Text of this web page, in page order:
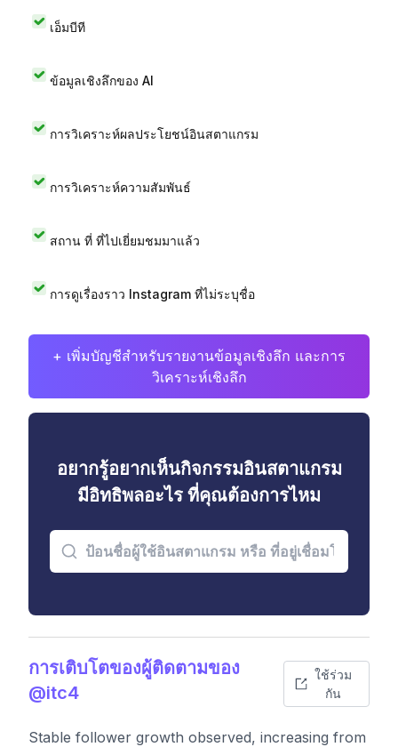
เอ็มบีที
ข้อมูลเชิงลึกของ AI
การวิเคราะห์ผลประโยชน์อินสตาแกรม
การวิเคราะห์ความสัมพันธ์
สถาน ที่ ที่ไปเยี่ยมชมมาแล้ว
การดูเรื่องราว Instagram ที่ไม่ระบุชื่อ
+ เพิ่มบัญชีสำหรับรายงานข้อมูลเชิงลึก และการ
วิเคราะห์เชิงลึก
อยากรู้อยากเห็นกิจกรรมอินสตาแกรม
มีอิทธิพลอะไร ที่คุณต้องการไหม
การเติบโตของผู้ติดตามของ
@itc4
ใช้ร่วม
กัน
Stable follower growth observed, increasing from